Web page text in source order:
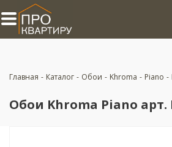
Главная - Каталог - Обои - Khroma - Piano -
Обои Khroma Piano арт.